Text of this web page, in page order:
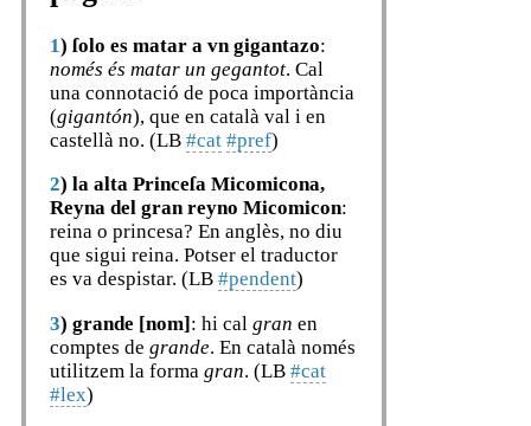
1) ſolo es matar a vn gigantazo:
només és matar un gegantot. Cal
una connotació de poca importància
(gigantón), que en català val i en
castellà no. (LB #cat #pref)
2) la alta Princeſa Micomicona,
Reyna del gran reyno Micomicon:
reina o princesa? En anglès, no diu
que sigui reina. Potser el traductor
es va despistar. (LB #pendent)
3) grande [nom]: hi cal gran en
comptes de grande. En català només
utilitzem la forma gran. (LB #cat
#lex)